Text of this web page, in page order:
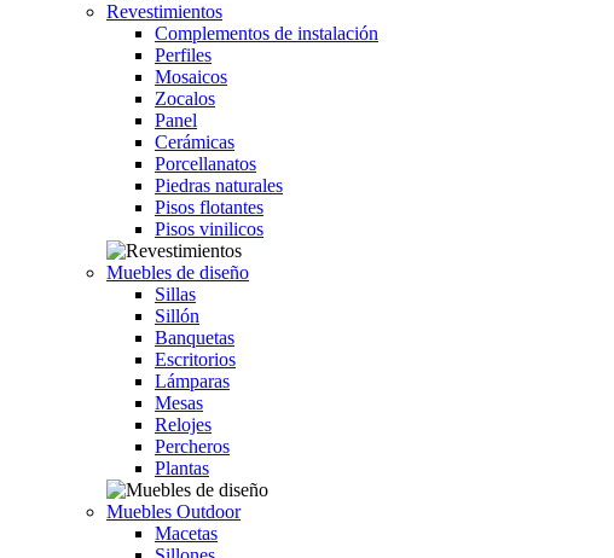
Revestimientos
Complementos de instalación
Perfiles
Mosaicos
Zocalos
Panel
Cerámicas
Porcellanatos
Piedras naturales
Pisos flotantes
Pisos vinilicos
Muebles de diseño
Sillas
Sillón
Banquetas
Escritorios
Lámparas
Mesas
Relojes
Percheros
Plantas
Muebles Outdoor
Macetas